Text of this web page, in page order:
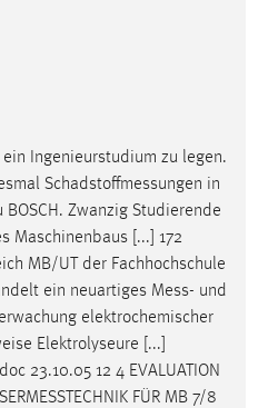
Ingenieurstudium zu legen.
Schadstoffmessungen in
BOSCH. Zwanzig Studierende
Maschinenbaus [...] 172
MB/UT der Fachhochschule
ein neuartiges Mess- und
elektrochemischer
Elektrolyseure [...]
23.10.05 12 4 EVALUATION
FÜR MB 7/8